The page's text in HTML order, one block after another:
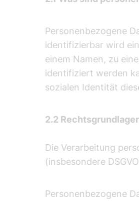
Personenbezogene
identifizierbar wird
einem Namen, zu
identifiziert werden
sozialen Identität
2.2
Die Verarbeitung
(insbesondere
Personenbezogene